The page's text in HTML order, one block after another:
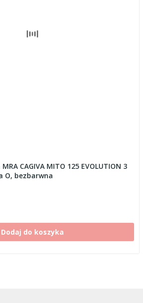
CAGIVA MITO 125 EVOLUTION 3
O, bezbarwna
Dodaj do koszyka